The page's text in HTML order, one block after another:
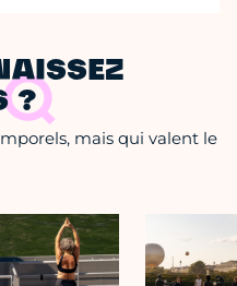
?
mais qui valent le